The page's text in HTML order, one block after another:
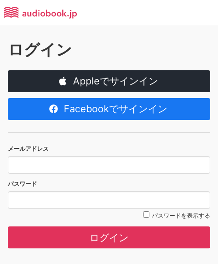
ログイン
Appleでサインイン
Facebookでサインイン
メールアドレス
パスワード
パスワードを表示する
ログイン